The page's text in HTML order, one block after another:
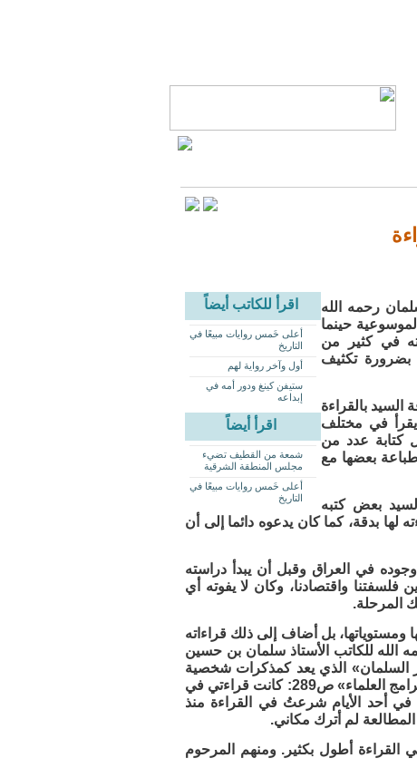
اقرأ للكاتب أيضاً
أعلى خَمس روايات مبيعًا في
التاريخ
أول وآخر رواية لهم
ستيفن كينغ ودور أمه في
إبداعه
اقرأ أيضاً
شمعة من القطيف تضيء
مجلس المنطقة الشرقية
أعلى خَمس روايات مبيعًا في
التاريخ
رحمه الله
حينما
في كثير من
بضرورة تكثيف
بالقراءة
يقرأ في مختلف
كتابة عدد من
طباعة بعضها مع
بعض كتبه
لها بدقة، كما كان يدعوه دائما إلى أن
في العراق وقبل أن يبدأ دراسته
فلسفتنا واقتصادنا، وكان لا يفوته أي
المرحلة.
ومستوياتها، بل أضاف إلى ذلك قراءاته
الله للكاتب الأستاذ سلمان بن حسين
الذي يعد كمذكرات شخصية
كتبها على لسان العلامة السيد السلمان. فقد قال في فصل «القراءة في النجف وبرامج العلماء» ص289: كانت قراءتي في
أحد الأيام شرعتُ في القراءة منذ
لم أترك مكاني.
القراءة أطول بكثير. ومنهم المرحوم